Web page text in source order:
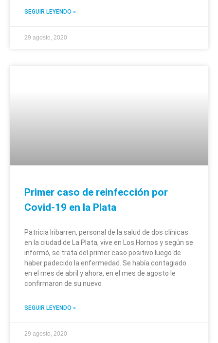
SEGUIR LEYENDO »
29 agosto, 2020
Primer caso de reinfección por
Covid-19 en la Plata
Patricia Iribarren, personal de la salud de dos clínicas
en la ciudad de La Plata, vive en Los Hornos y según se
informó, se trata del primer caso positivo luego de
haber padecido la enfermedad. Se había contagiado
en el mes de abril y ahora, en el mes de agosto le
confirmaron de su nuevo
SEGUIR LEYENDO »
29 agosto, 2020